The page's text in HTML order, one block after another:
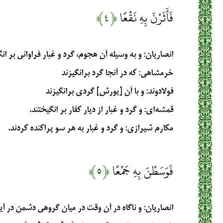
فَأَثَرْنَ بِهِ نَقْعًا﴿۴﴾
انصاریان: و به وسیله آن هجوم، گرد و غبار فراوانی بر
خرمشاهی: كه در آنجا گرد برانگيزند
فولادوند: و با آن [يورش] گردى برانگيزند
قمشه‌ای: و گرد و غبار از دیار کفار بر انگیختند.
مکارم شیرازی: و گرد و غبار به هر سو پراكنده كردند.
فَوَسَطْنَ بِهِ جَمْعًا﴿۵﴾
انصاریان: و ناگاه در آن وقت در میان گروهی دشمن در